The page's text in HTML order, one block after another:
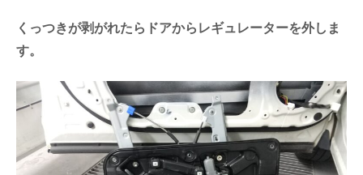
くっつきが剥がれたらドアからレギュレーターを外しま
す。